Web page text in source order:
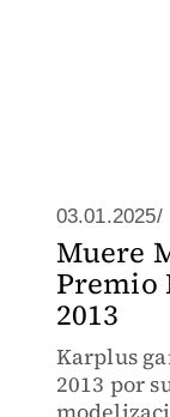
03.01.2025/
Muere
Premio
2013
Karplus
2013 por